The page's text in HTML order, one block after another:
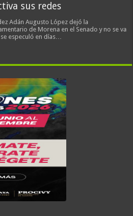
sus redes
Adán Augusto López dejó la
de Morena en el Senado y no se va
especuló en días…